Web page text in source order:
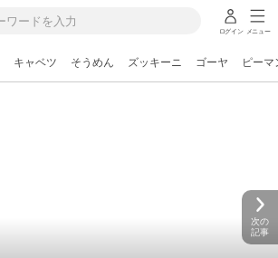
ログイン メニュー
キャベツ そうめん ズッキーニ ゴーヤ ピーマ
次の
記事